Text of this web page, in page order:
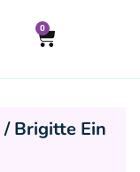
0
/ Brigitte Ein